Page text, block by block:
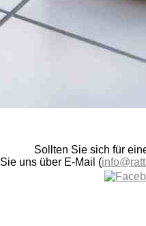
Sollten Sie sich für
Sie uns über E-Mail (